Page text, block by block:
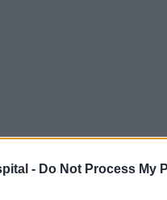
- Do Not Process My